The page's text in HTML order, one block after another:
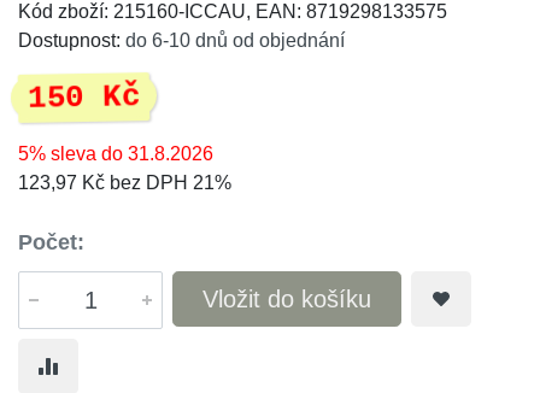
Kód zboží: 215160-ICCAU, EAN: 8719298133575
Dostupnost: do 6-10 dnů od objednání
150 Kč
5% sleva do 31.8.2026
123,97 Kč bez DPH 21%
Počet:
Vložit do košíku